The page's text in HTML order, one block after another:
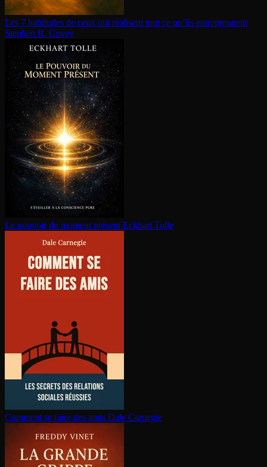
Les 7 habitudes de ceux qui réalisent tout ce qu’ils en­tre­prennent
Stephen R. Covey
Le pouvoir du moment présent Eckhart Tolle
Comment se faire des amis Dale Carnegie